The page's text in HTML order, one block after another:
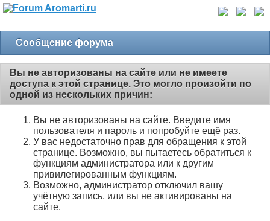
Сообщение форума
Вы не авторизованы на сайте или не имеете
доступа к этой странице. Это могло произойти по
одной из нескольких причин:
Вы не авторизованы на сайте. Введите имя
пользователя и пароль и попробуйте ещё раз.
У вас недостаточно прав для обращения к этой
странице. Возможно, вы пытаетесь обратиться к
функциям администратора или к другим
привилегированным функциям.
Возможно, администратор отключил вашу
учётную запись, или вы не активированы на
сайте.